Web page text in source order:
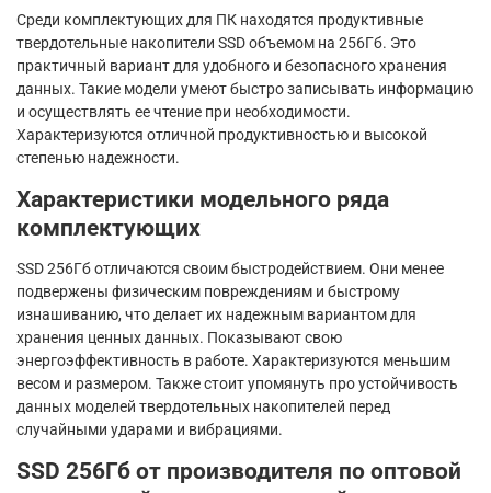
Среди комплектующих для ПК находятся продуктивные
твердотельные накопители SSD объемом на 256Гб. Это
практичный вариант для удобного и безопасного хранения
данных. Такие модели умеют быстро записывать информацию
и осуществлять ее чтение при необходимости.
Характеризуются отличной продуктивностью и высокой
степенью надежности.
Характеристики модельного ряда
комплектующих
SSD 256Гб отличаются своим быстродействием. Они менее
подвержены физическим повреждениям и быстрому
изнашиванию, что делает их надежным вариантом для
хранения ценных данных. Показывают свою
энергоэффективность в работе. Характеризуются меньшим
весом и размером. Также стоит упомянуть про устойчивость
данных моделей твердотельных накопителей перед
случайными ударами и вибрациями.
SSD 256Гб от производителя по оптовой